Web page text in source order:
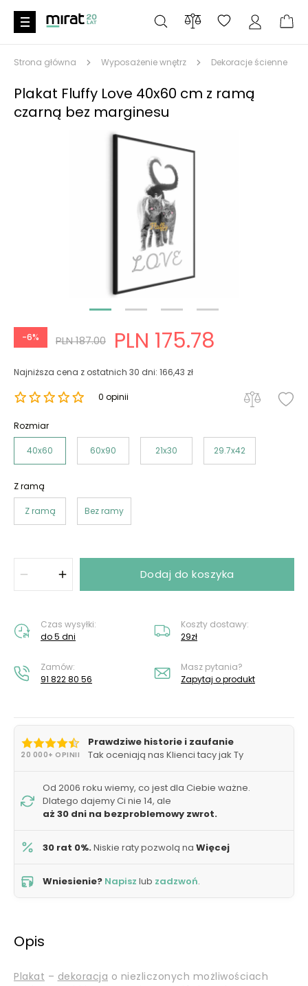
Strona główna Wyposażenie wnętrz Dekoracje ścienne
Plakat Fluffy Love 40x60 cm z ramą
czarną bez marginesu
-6% PLN 187.00 PLN 175.78
Najniższa cena z ostatnich 30 dni: 166,43 zł
0 opinii
Rozmiar
40x60 60x90 21x30 29.7x42
Z ramą
Z ramą Bez ramy
Dodaj do koszyka
Czas wysyłki:
do 5 dni
Koszty dostawy:
29zł
Zamów:
91 822 80 56
Masz pytania?
Zapytaj o produkt
20 000+ OPINII
Prawdziwe historie i zaufanie
Tak oceniają nas Klienci tacy jak Ty
Od 2006 roku wiemy, co jest dla Ciebie ważne.
Dlatego dajemy Ci nie 14, ale
aż 30 dni na bezproblemowy zwrot.
30 rat 0%.Niskie raty pozwolą na Więcej
Wniesienie? Napisz lub zadzwoń.
Opis
Plakat – dekoracja o niezliczonych możliwościach